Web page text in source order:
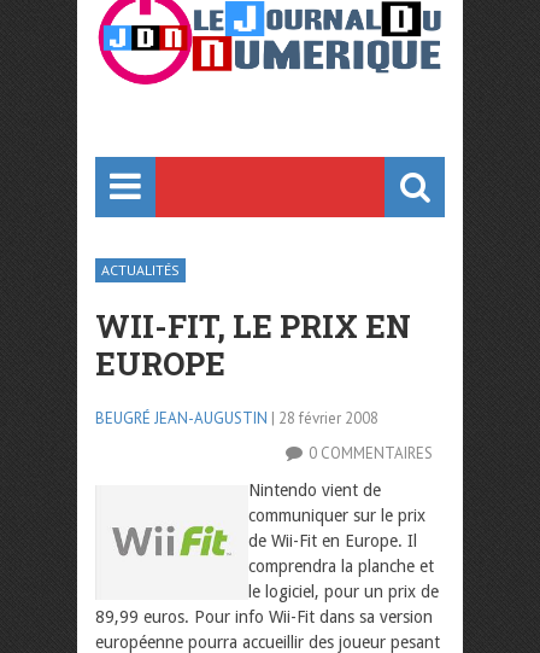
ACTUALITÉS
WII-FIT, LE PRIX EN
EUROPE
BEUGRÉ JEAN-AUGUSTIN | 28 février 2008
0 COMMENTAIRES
Nintendo vient de
communiquer sur le prix
de Wii-Fit en Europe. Il
comprendra la planche et
le logiciel, pour un prix de
89,99 euros. Pour info Wii-Fit dans sa version
européenne pourra accueillir des joueur pesant